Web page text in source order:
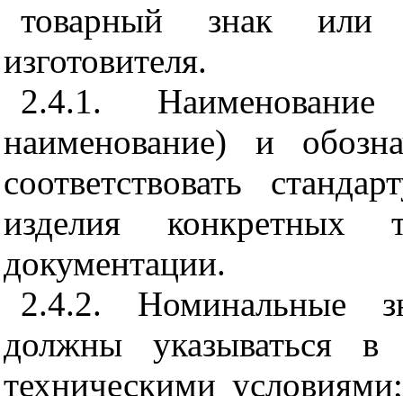
товарный знак или
изготовителя.
2.4.1.
наименование) и
соответствовать
изделия конкретных
документации.
2.4.2. Номинальные
должны указываться в
техническими